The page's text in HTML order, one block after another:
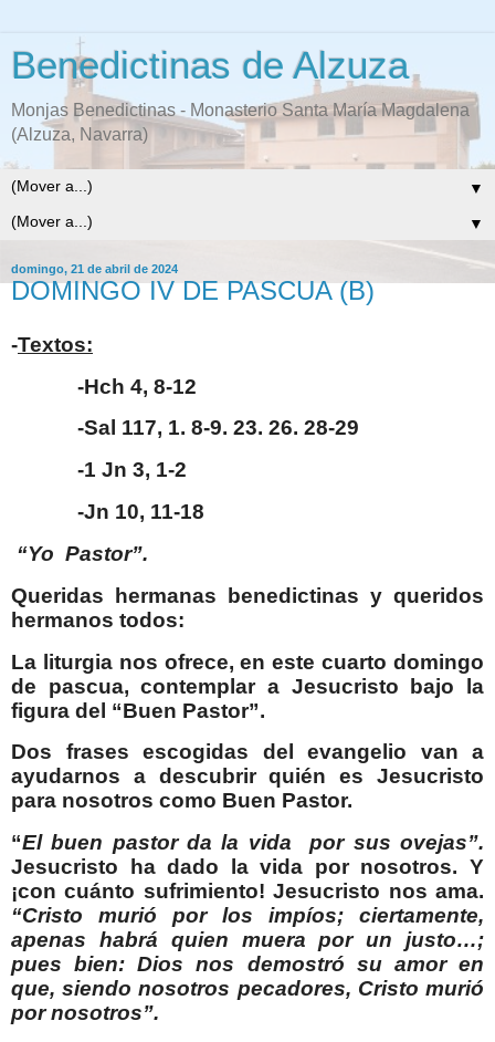
Benedictinas de Alzuza
Monjas Benedictinas - Monasterio Santa María Magdalena
(Alzuza, Navarra)
▼
▼
domingo, 21 de abril de 2024
DOMINGO IV DE PASCUA (B)
-Textos:
-Hch 4, 8-12
-Sal 117, 1. 8-9. 23. 26. 28-29
-1 Jn 3, 1-2
-Jn 10, 11-18
“Yo Pastor”.
Queridas hermanas benedictinas y queridos
hermanos todos:
La liturgia nos ofrece, en este cuarto domingo
de pascua, contemplar a Jesucristo bajo la
figura del “Buen Pastor”.
Dos frases escogidas del evangelio van a
ayudarnos a descubrir quién es Jesucristo
para nosotros como Buen Pastor.
“El buen pastor da la vida
por sus ovejas”.
Jesucristo ha dado la vida por nosotros. Y
¡con cuánto sufrimiento! Jesucristo nos ama.
“Cristo murió por los impíos; ciertamente,
apenas habrá quien muera por un justo…;
pues bien: Dios nos demostró su amor en
que, siendo nosotros pecadores, Cristo murió
por nosotros”.